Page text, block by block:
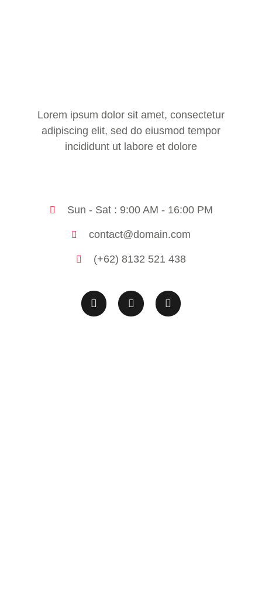
Lorem ipsum dolor sit amet, consectetur
adipiscing elit, sed do eiusmod tempor
incididunt ut labore et dolore
Sun - Sat : 9:00 AM - 16:00 PM
contact@domain.com
(+62) 8132 521 438